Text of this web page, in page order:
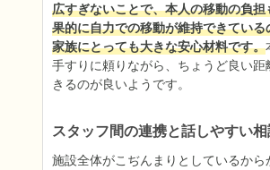
広すぎないことで、本人の移動の負担
果的に自力での移動が維持できている
家族にとっても大きな安心材料です。
手すりに頼りながら、ちょうど良い距
きるのが良いようです。
スタッフ間の連携と話しやすい
施設全体がこぢんまりとしているから